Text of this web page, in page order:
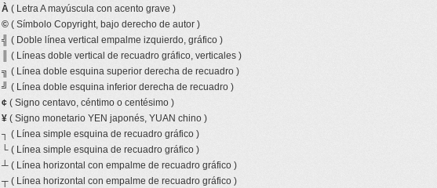
À ( Letra A mayúscula con acento grave )
© ( Símbolo Copyright, bajo derecho de autor )
╣ ( Doble línea vertical empalme izquierdo, gráfico )
( Líneas doble vertical de recuadro gráfico, verticales )
╗ ( Línea doble esquina superior derecha de recuadro )
╝ ( Línea doble esquina inferior derecha de recuadro )
¢ ( Signo centavo, céntimo o centésimo )
¥ ( Signo monetario YEN japonés, YUAN chino )
┐ ( Línea simple esquina de recuadro gráfico )
└ ( Línea simple esquina de recuadro gráfico )
┴ ( Línea horizontal con empalme de recuadro gráfico )
┬ ( Línea horizontal con empalme de recuadro gráfico )